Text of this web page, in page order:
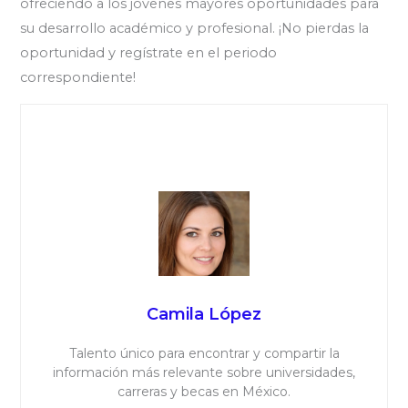
ofreciendo a los jóvenes mayores oportunidades para
su desarrollo académico y profesional. ¡No pierdas la
oportunidad y regístrate en el periodo
correspondiente!
Camila López
Talento único para encontrar y compartir la
información más relevante sobre universidades,
carreras y becas en México.